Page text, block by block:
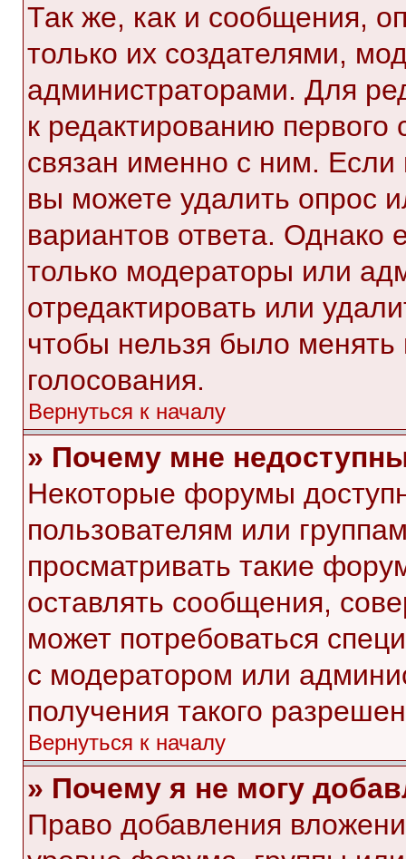
Так же, как и сообщения,
только их создателями,
администраторами. Для
к редактированию
связан именно с ним. Если
вы можете удалить опрос
вариантов ответа. Однако
только модераторы или
отредактировать или
чтобы нельзя было
голосования.
Вернуться к началу
» Почему мне
Некоторые форумы
пользователям или
просматривать такие
оставлять сообщения,
может потребоваться
с модератором или
получения такого
Вернуться к началу
» Почему я не могу
Право добавления